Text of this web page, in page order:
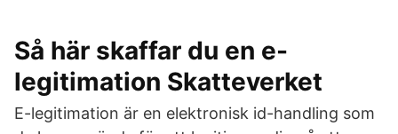
Så här skaffar du en e-
legitimation Skatteverket
E-legitimation är en elektronisk id-handling som